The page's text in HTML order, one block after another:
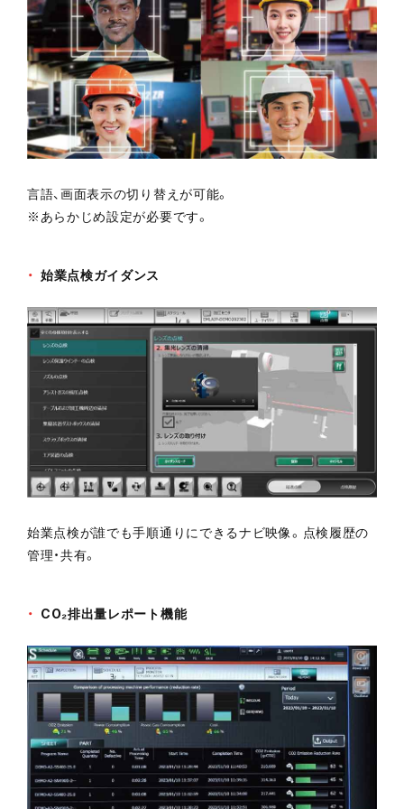
言語、画面表示の切り替えが可能。
※あらかじめ設定が必要です。
始業点検ガイダンス
始業点検が誰でも手順通りにできるナビ映像。点検履歴の
管理・共有。
CO₂排出量レポート機能